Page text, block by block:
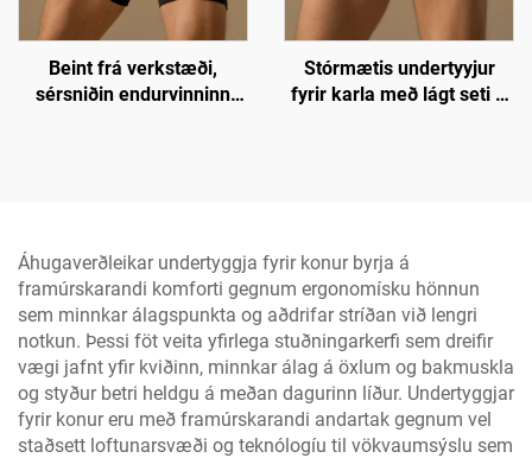
Beint frá verkstæði,
sérsniðin endurvinninn
Stórmætis undertyyjur
fyrir karla með lágt seti –
Áhugaverðleikar undertyggja fyrir konur byrja á
framúrskarandi komforti gegnum ergonomísku hönnun
sem minnkar álagspunkta og aðdrifar stríðan við lengri
notkun. Þessi föt veita yfirlega stuðningarkerfi sem dreifir
vægi jafnt yfir kviðinn, minnkar álag á öxlum og bakmuskla
og styður betri heldgu á meðan dagurinn líður. Undertyggjar
fyrir konur eru með framúrskarandi andartak gegnum vel
staðsett loftunarsvæði og teknólogíu til vökvaumsýslu sem